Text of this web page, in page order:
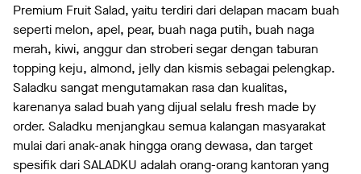
Premium Fruit Salad, yaitu terdiri dari delapan macam buah
seperti melon, apel, pear, buah naga putih, buah naga
merah, kiwi, anggur dan stroberi segar dengan taburan
topping keju, almond, jelly dan kismis sebagai pelengkap.
Saladku sangat mengutamakan rasa dan kualitas,
karenanya salad buah yang dijual selalu fresh made by
order. Saladku menjangkau semua kalangan masyarakat
mulai dari anak-anak hingga orang dewasa, dan target
spesifik dari SALADKU adalah orang-orang kantoran yang